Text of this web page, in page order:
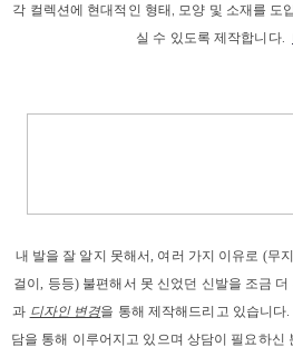
각 컬렉션에 현대적인 형태, 모양 및 소재를 도
실 수 있도록 제작합니다.
내 발을 잘 알지 못해서, 여러 가지 이유로 (무
걸이, 등등) 불편해서 못 신었던 신발을 조금
과 디자인 변경을 통해 제작해드리고 있습니다
담을 통해 이루어지고 있으며 상담이 필요하신